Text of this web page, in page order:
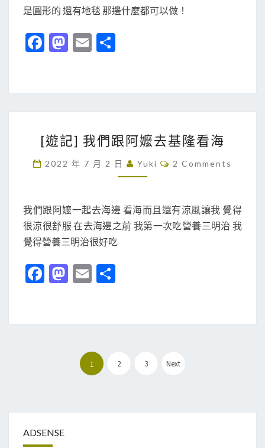
去
S
是圓形的 還有地毯 那邊什麼都可以做！
Fa
o
o
k
M
d
o
n
E
l
遊
記
]
們
跟
[遊記] 我們跟阿嬤去基隆看海
2022 年 7 月 2 日 Yuki
C
N
T
S
2 Comments
我們跟阿嬤一起去海邊 看海而且還有涼風讓我 覺得
很涼很舒服 在去海邊之前 我第一次吃營養三明治 我
覺得營養三明治很好吃
Fa
o
M
d
E
l
文
章
1 2 3 Next
ADSENSE